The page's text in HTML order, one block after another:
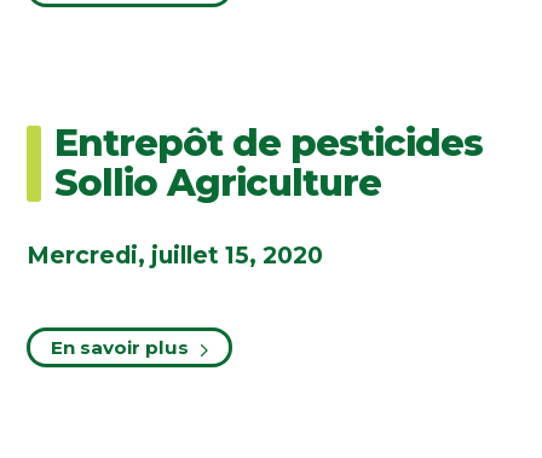
Entrepôt de pesticides
Sollio Agriculture
Mercredi, juillet 15, 2020
En savoir plus